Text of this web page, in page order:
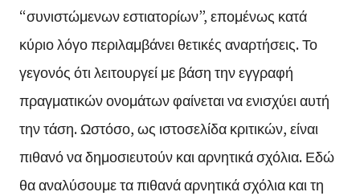
“συνιστώμενων εστιατορίων”, επομένως κατά
κύριο λόγο περιλαμβάνει θετικές αναρτήσεις. Το
γεγονός ότι λειτουργεί με βάση την εγγραφή
πραγματικών ονομάτων φαίνεται να ενισχύει αυτή
την τάση. Ωστόσο, ως ιστοσελίδα κριτικών, είναι
πιθανό να δημοσιευτούν και αρνητικά σχόλια. Εδώ
θα αναλύσουμε τα πιθανά αρνητικά σχόλια και τη